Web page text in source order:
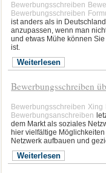
Bewerbungsschreiben
Bewerbungsschreiben
ist anders als in
anzupassen, wenn man
und etwas Mühe können
ist.
Weiterlesen
Bewerbungsschreiben
Bewerbungsschreiben Xing
Bewerbungsanschreiben
dem Markt als soziales
hier vielfältige
Netzwerk aufbauen und
Weiterlesen